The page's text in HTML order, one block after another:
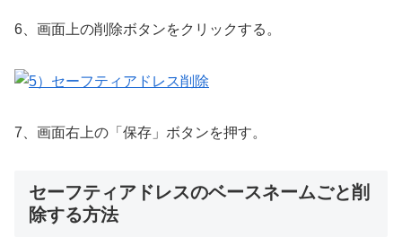
6、画面上の削除ボタンをクリックする。
7、画面右上の「保存」ボタンを押す。
セーフティアドレスのベースネームごと削
除する方法